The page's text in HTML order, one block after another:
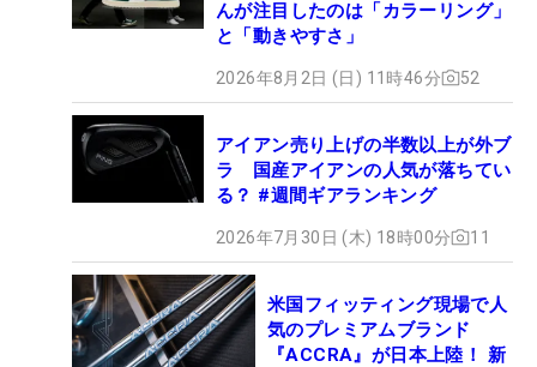
んが注目したのは「カラーリング」
と「動きやすさ」
2026年8月2日 (日) 11時46分 52
アイアン売り上げの半数以上が外ブ
ラ 国産アイアンの人気が落ちてい
る？ #週間ギアランキング
2026年7月30日 (木) 18時00分 11
米国フィッティング現場で人
気のプレミアムブランド
『ACCRA』が日本上陸！ 新